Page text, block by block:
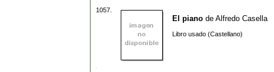
1057.
El piano de Alfredo Casella
Libro usado (Castellano)